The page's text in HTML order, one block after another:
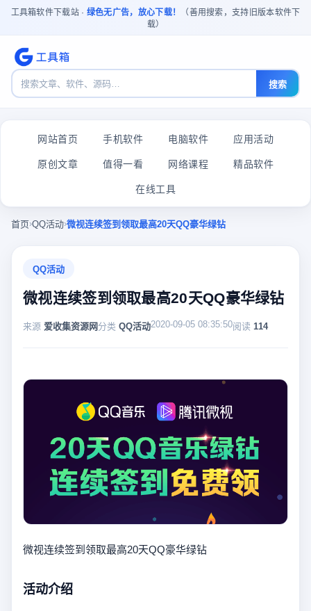
工具箱软件下载站 · 绿色无广告，放心下载！
（善用搜索，支持旧版本软件下
载）
搜索
网站首页 手机软件 电脑软件 应用活动
原创文章 值得一看 网络课程 精品软件
在线工具
首页›QQ活动›微视连续签到领取最高20天QQ豪华绿钻
QQ活动
微视连续签到领取最高20天QQ豪华绿钻
来源 爱收集资源网 分类 QQ活动2020-09-05 08:35:50阅读 114
微视连续签到领取最高20天QQ豪华绿钻
活动介绍